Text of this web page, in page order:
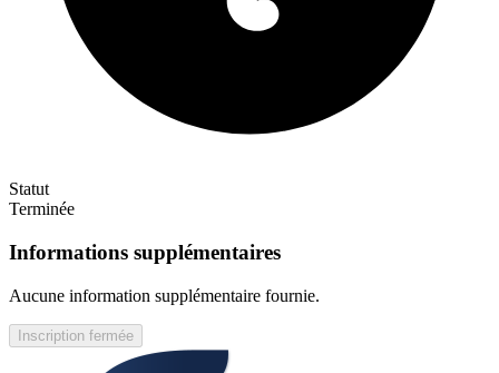
Statut
Terminée
Informations supplémentaires
Aucune information supplémentaire fournie.
Inscription fermée